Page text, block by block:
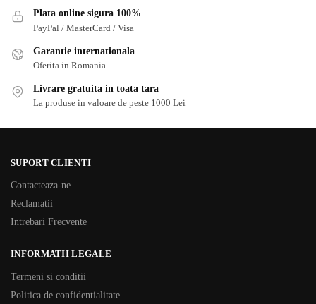
Plata online sigura 100%
PayPal / MasterCard / Visa
Garantie internationala
Oferita in Romania
Livrare gratuita in toata tara
La produse in valoare de peste 1000 Lei
SUPORT CLIENTI
Contacteaza-ne
Reclamatii
Intrebari Frecvente
INFORMATII LEGALE
Termeni si conditii
Politica de confidentialitate